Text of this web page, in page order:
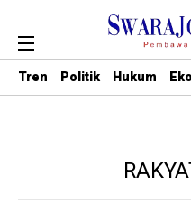
Tren Politik Hukum